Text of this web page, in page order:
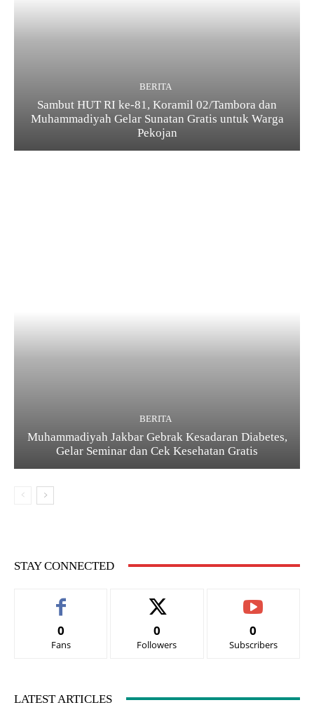
BERITA
Sambut HUT RI ke-81, Koramil 02/Tambora dan
Muhammadiyah Gelar Sunatan Gratis untuk Warga
Pekojan
BERITA
Muhammadiyah Jakbar Gebrak Kesadaran Diabetes,
Gelar Seminar dan Cek Kesehatan Gratis
STAY CONNECTED
0
Fans
0
Followers
0
Subscribers
LATEST ARTICLES